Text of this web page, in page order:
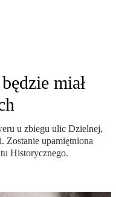
miał
u zbiegu ulic Dzielnej,
Zostanie upamiętniona
Historycznego.